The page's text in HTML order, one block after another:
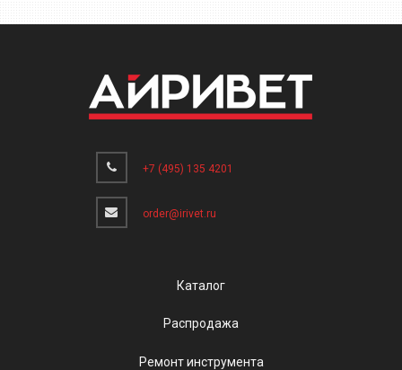
+7 (495) 135 4201
order@irivet.ru
Каталог
Распродажа
Ремонт инструмента